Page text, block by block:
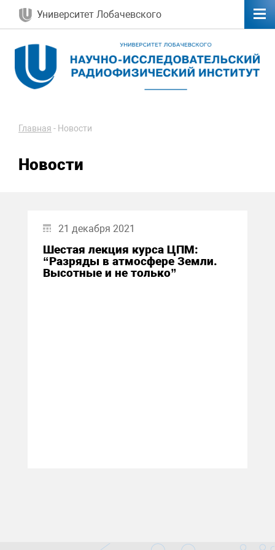
Университет Лобачевского
Главная - Новости
Новости
21 декабря 2021
Шестая лекция курса ЦПМ:
“Разряды в атмосфере Земли.
Высотные и не только”